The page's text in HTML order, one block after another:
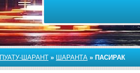
ПУАТУ-ШАРАНТ » ШАРАНТА » ПАСИРАК